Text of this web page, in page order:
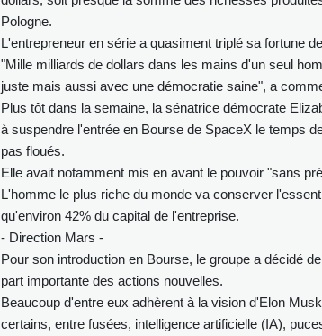
Pologne.
L'entrepreneur en série a quasiment triplé sa fortune
"Mille milliards de dollars dans les mains d'un seul
juste mais aussi avec une démocratie saine", a
Plus tôt dans la semaine, la sénatrice démocrate
à suspendre l'entrée en Bourse de SpaceX le temps
pas floués.
Elle avait notamment mis en avant le pouvoir "sans
L'homme le plus riche du monde va conserver
qu'environ 42% du capital de l'entreprise.
- Direction Mars -
Pour son introduction en Bourse, le groupe a décidé
part importante des actions nouvelles.
Beaucoup d'entre eux adhèrent à la vision d'Elon
certains, entre fusées, intelligence artificielle (IA),